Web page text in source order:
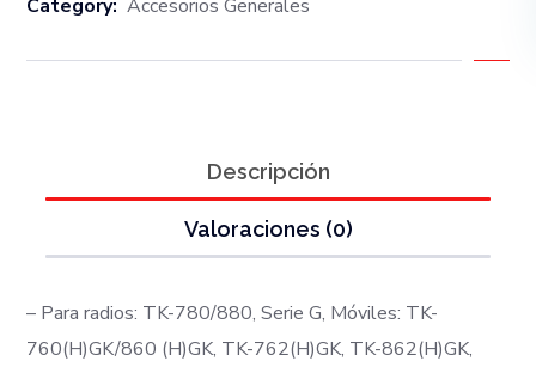
Category: Accesorios Generales
Descripción
Valoraciones (0)
– Para radios: TK-780/880, Serie G, Móviles: TK-
760(H)GK/860 (H)GK, TK-762(H)GK, TK-862(H)GK,